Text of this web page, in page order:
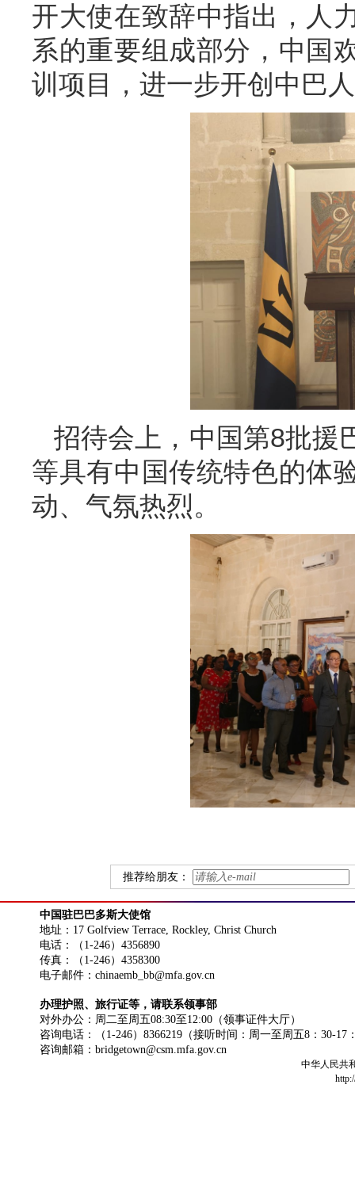
开大使在致辞中指出，人
系的重要组成部分，中国
训项目，进一步开创中巴
招待会上，中国第8批援
等具有中国传统特色的体
动、气氛热烈。
推荐给朋友：
中国驻巴巴多斯大使馆
地址：17 Golfview Terrace, Rockley, Christ Church
电话：（1-246）4356890
传真：（1-246）4358300
电子邮件：chinaemb_bb@mfa.gov.cn
办理护照、旅行证等，请联系领事部
对外办公：周二至周五08:30至12:00（领事证件大厅）
咨询电话：（1-246）8366219（接听时间：周一至周五8：30-17
咨询邮箱：bridgetown@csm.mfa.gov.cn
中华人民共